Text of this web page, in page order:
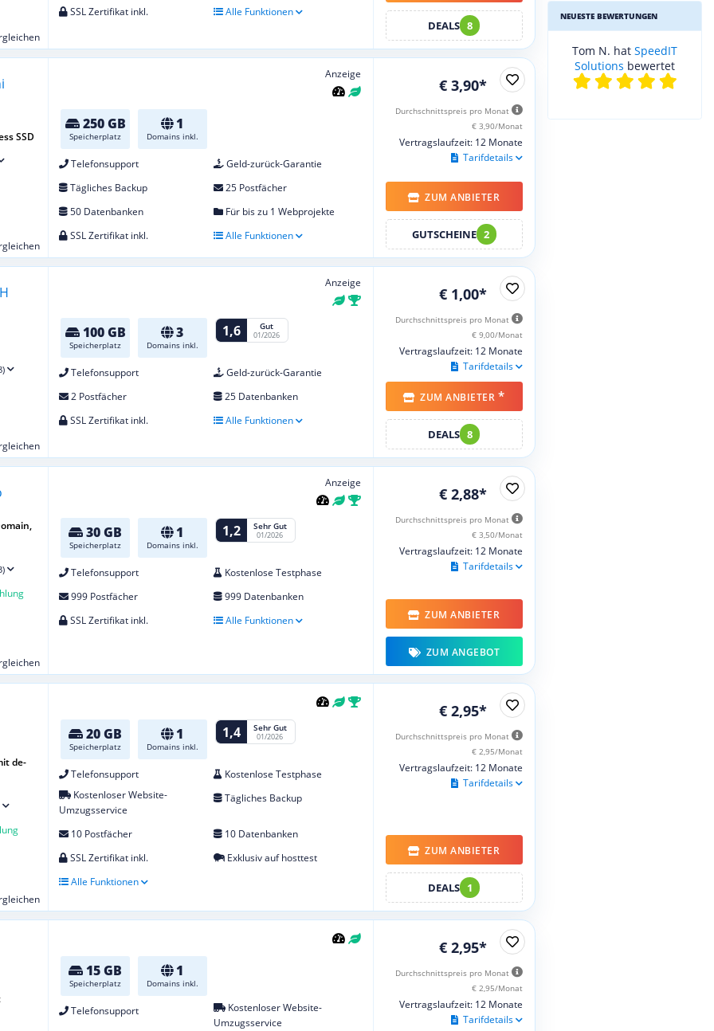
SSL Zertifikat inkl.
Alle Funktionen
DEALS 8
Anzeige
250 GB
Speicherplatz
1
Domains inkl.
Telefonsupport
Geld-zurück-Garantie
Tägliches Backup
25 Postfächer
50 Datenbanken
Für bis zu 1 Webprojekte
SSL Zertifikat inkl.
Alle Funktionen
SSD
€ 3,90*
Durchschnittspreis pro Monat
€ 3,90/Monat
Vertragslaufzeit: 12 Monate
Tarifdetails
ZUM ANBIETER
GUTSCHEINE 2
Anzeige
100 GB
Speicherplatz
3
Domains inkl.
1,6 Gut
01/2026
Telefonsupport
Geld-zurück-Garantie
2 Postfächer
25 Datenbanken
SSL Zertifikat inkl.
Alle Funktionen
€ 1,00*
Durchschnittspreis pro Monat
€ 9,00/Monat
Vertragslaufzeit: 12 Monate
Tarifdetails
ZUM ANBIETER *
DEALS 8
Anzeige
30 GB
Speicherplatz
1
Domains inkl.
1,2 Sehr Gut
01/2026
Telefonsupport
Kostenlose Testphase
999 Postfächer
999 Datenbanken
SSL Zertifikat inkl.
Alle Funktionen
€ 2,88*
Durchschnittspreis pro Monat
€ 3,50/Monat
Vertragslaufzeit: 12 Monate
Tarifdetails
ZUM ANBIETER
ZUM ANGEBOT
20 GB
Speicherplatz
1
Domains inkl.
1,4 Sehr Gut
01/2026
Telefonsupport
Kostenlose Testphase
Kostenloser Website-
Umzugsservice
Tägliches Backup
10 Postfächer
10 Datenbanken
SSL Zertifikat inkl.
Exklusiv auf hosttest
Alle Funktionen
de-
€ 2,95*
Durchschnittspreis pro Monat
€ 2,95/Monat
Vertragslaufzeit: 12 Monate
Tarifdetails
ZUM ANBIETER
DEALS 1
15 GB
Speicherplatz
1
Domains inkl.
Telefonsupport
Kostenloser Website-
Umzugsservice
€ 2,95*
Durchschnittspreis pro Monat
€ 2,95/Monat
Vertragslaufzeit: 12 Monate
Tarifdetails
NEUESTE BEWERTUNGEN
Michael Ü. hat
hosttech Österreich
bewertet